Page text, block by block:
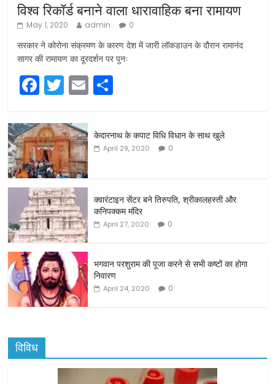
विश्व रिकॉर्ड बनाने वाला धारावाहिक बना रामायण
May 1, 2020 admin 0
सरकार ने कोरोना संक्रमण के कारण देश में जारी लॉकडाउन के दौरान रामानंद
सागर की रामायण का दूरदर्शन पर पुनः
F
c
e
b
o
o
k
T
itt
er
E
ai ar
e
केदारनाथ के कपाट विधि विधान के साथ खुले
April 29, 2020 0
क्वारंटाइन सेंटर बने तिरुपति, श्रीकालहस्ती और
कनिपक्कम मंदिर
April 27, 2020 0
भगवान परशुराम की पूजा करने से सभी कष्टों का होगा
निवारण
April 24, 2020 0
विविध